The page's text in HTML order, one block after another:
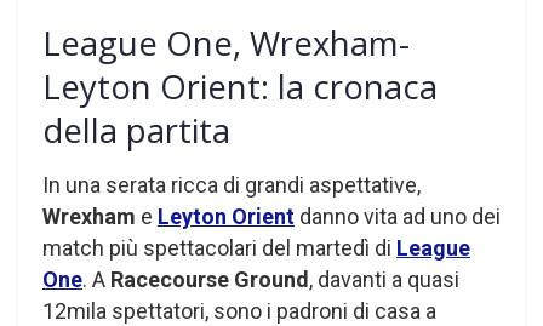
League One, Wrexham-
Leyton Orient: la cronaca
della partita
In una serata ricca di grandi aspettative,
Wrexham e Leyton Orient danno vita ad uno dei
match più spettacolari del martedì di League
One. A Racecourse Ground , davanti a quasi
12mila spettatori, sono i padroni di casa a